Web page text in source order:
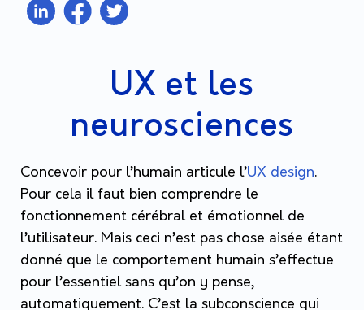
UX et les
neurosciences
Concevoir pour l’humain articule l’UX design.
Pour cela il faut bien comprendre le
fonctionnement cérébral et émotionnel de
l’utilisateur. Mais ceci n’est pas chose aisée étant
donné que le comportement humain s’effectue
pour l’essentiel sans qu’on y pense,
automatiquement. C’est la subconscience qui